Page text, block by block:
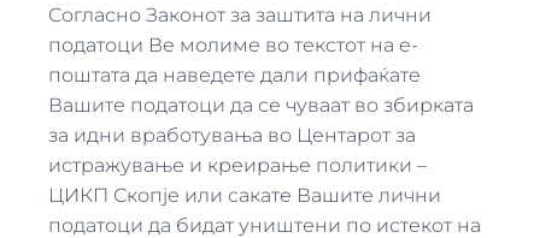
Согласно Законот за заштита на лични
податоци Ве молиме во текстот на е-
поштата да наведете дали прифаќате
Вашите податоци да се чуваат во збирката
за идни вработувања во Центарот за
истражување и креирање политики –
ЦИКП Скопје или сакате Вашите лични
податоци да бидат уништени по истекот на